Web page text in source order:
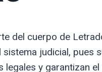
del cuerpo de
judicial, pues
y garantizan el